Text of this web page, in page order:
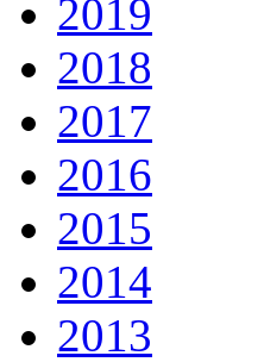
2019
2018
2017
2016
2015
2014
2013